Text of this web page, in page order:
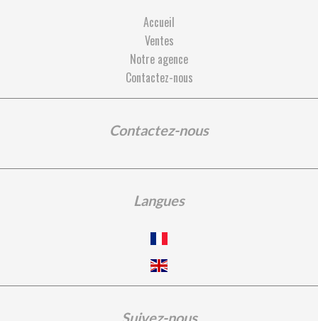
Accueil
Ventes
Notre agence
Contactez-nous
Contactez-nous
Langues
Suivez-nous